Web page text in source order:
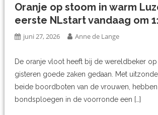
Oranje op stoom in warm
eerste NLstart vandaag om
juni 27, 2026 Anne de Lange
De oranje vloot heeft bij de wereldbeker
gisteren goede zaken gedaan. Met
beide boordboten van de vrouwen,
bondsploegen in de voorronde een […]